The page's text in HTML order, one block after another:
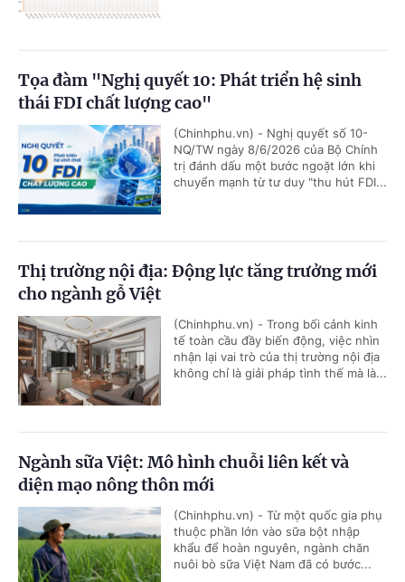
Tọa đàm "Nghị quyết 10: Phát triển hệ sinh
thái FDI chất lượng cao"
(Chinhphu.vn) - Nghị quyết số 10-
NQ/TW ngày 8/6/2026 của Bộ Chính
trị đánh dấu một bước ngoặt lớn khi
chuyển mạnh từ tư duy "thu hút FDI...
Thị trường nội địa: Động lực tăng trưởng mới
cho ngành gỗ Việt
(Chinhphu.vn) - Trong bối cảnh kinh
tế toàn cầu đầy biến động, việc nhìn
nhận lại vai trò của thị trường nội địa
không chỉ là giải pháp tình thế mà là...
Ngành sữa Việt: Mô hình chuỗi liên kết và
diện mạo nông thôn mới
(Chinhphu.vn) - Từ một quốc gia phụ
thuộc phần lớn vào sữa bột nhập
khẩu để hoàn nguyên, ngành chăn
nuôi bò sữa Việt Nam đã có bước...